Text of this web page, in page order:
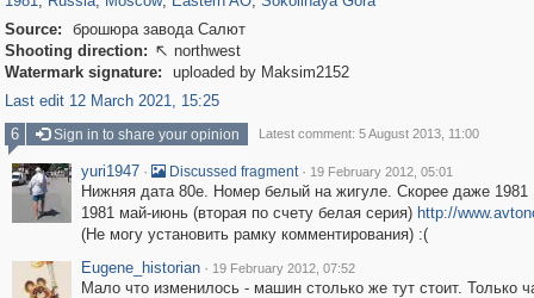
Source:
брошюра завода Салют
Shooting direction:  northwest
Watermark signature:
uploaded by Maksim2152
Last edit 12 March 2021, 15:25
6
Sign in to share your opinion Latest comment: 5 August 2013, 11:00
yuri1947 · Discussed fragment · 19 February 2012, 05:01
Нижняя дата 80е. Номер белый на жигуле. Скорее даже
1981 май-июнь (вторая по счету белая серия) http://
(Не могу установить рамку комментирования) :(
Eugene_historian · 19 February 2012, 07:52
Мало что изменилось - машин столько же тут стоит. Только